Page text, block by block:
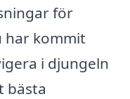
för
har kommit
i djungeln
bästa